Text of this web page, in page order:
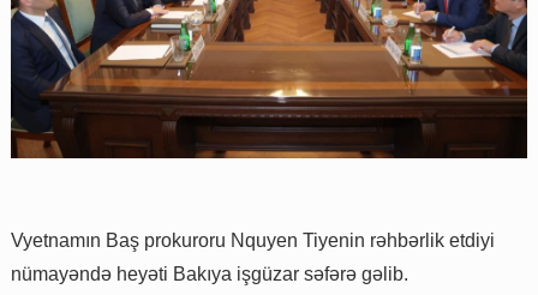
Vyetnamın Baş prokuroru Nquyen Tiyenin rəhbərlik etdiyi
nümayəndə heyəti Bakıya işgüzar səfərə gəlib.